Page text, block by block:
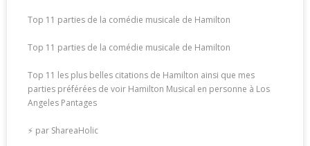
Top 11 parties de la comédie musicale de Hamilton
Top 11 parties de la comédie musicale de Hamilton
Top 11 les plus belles citations de Hamilton ainsi que mes
parties préférées de voir Hamilton Musical en personne à Los
Angeles Pantages
⚡ par ShareaHolic